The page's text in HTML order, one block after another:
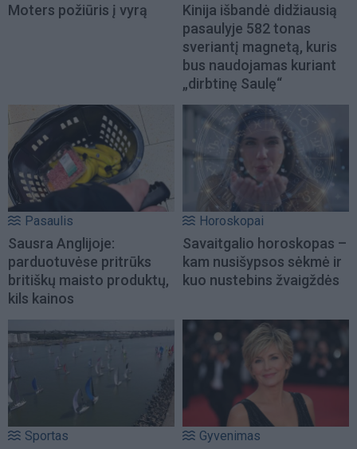
Moters požiūris į vyrą
Kinija išbandė didžiausią
pasaulyje 582 tonas
sveriantį magnetą, kuris
bus naudojamas kuriant
„dirbtinę Saulę“
Pasaulis
Sausra Anglijoje:
parduotuvėse pritrūks
britiškų maisto produktų,
kils kainos
Horoskopai
Savaitgalio horoskopas –
kam nusišypsos sėkmė ir
kuo nustebins žvaigždės
Sportas Gyvenimas